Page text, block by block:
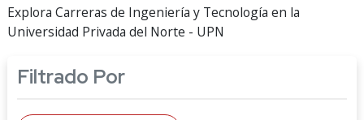
Explora Carreras de Ingeniería y Tecnología en la
Universidad Privada del Norte - UPN
Filtrado Por